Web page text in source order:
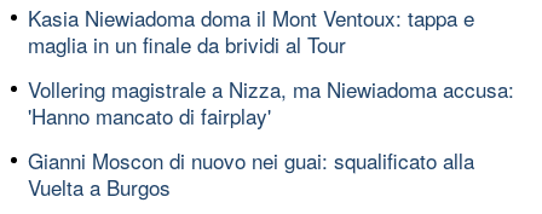
Kasia Niewiadoma doma il Mont Ventoux: tappa e
maglia in un finale da brividi al Tour
Vollering magistrale a Nizza, ma Niewiadoma accusa:
'Hanno mancato di fairplay'
Gianni Moscon di nuovo nei guai: squalificato alla
Vuelta a Burgos